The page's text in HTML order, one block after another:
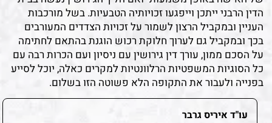
הדין הרבני ייתכן וייפגעו זכויותיה הטבעיות. בשל מורכבות
העניין ובמקביל הרצון לשמור על זכויות הצדדים המעורבים
בכך ובמקביל גם לערוך חלוקת רכוש הוגנת בהתאם לחתימה
על הסכם ממון, עורך דין גירושין עם ניסיון ועם הכרות רבה עם
כל הסוגיות המשפטיות הרלוונטיות למקרים כאלה, יוכל לסייע
בפנייה ולעבור את התקופה הלא פשוטה הזו בשלום.
עו"ד איריס גרבר